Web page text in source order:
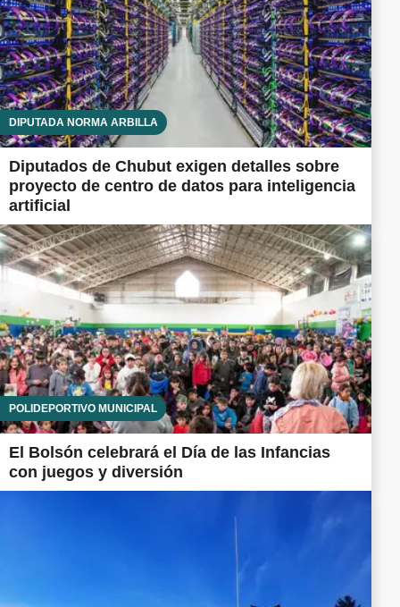
DIPUTADA NORMA ARBILLA
Diputados de Chubut exigen detalles sobre
proyecto de centro de datos para inteligencia
artificial
POLIDEPORTIVO MUNICIPAL
El Bolsón celebrará el Día de las Infancias
con juegos y diversión